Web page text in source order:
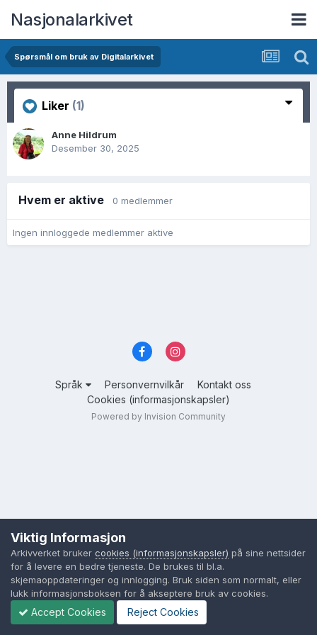
Nasjonalarkivet
Spørsmål om bruk av Digitalarkivet
Liker (1)
Anne Hildrum
Desember 30, 2025
Hvem er aktive 0 medlemmer
Ingen innloggede medlemmer aktive
Språk Personvernvilkår
Kontakt oss
Cookies (informasjonskapsler)
Powered by Invision Community
Viktig Informasjon
Arkivverket bruker cookies (informasjonskapsler) på sine nettsider
for å levere en bedre tjeneste. De brukes til bl.a.
skjemaoppdateringer og innlogging. Bruk siden som normalt, eller
lukk informasjonsboksen for å akseptere bruk av cookies.
Accept Cookies Reject Cookies